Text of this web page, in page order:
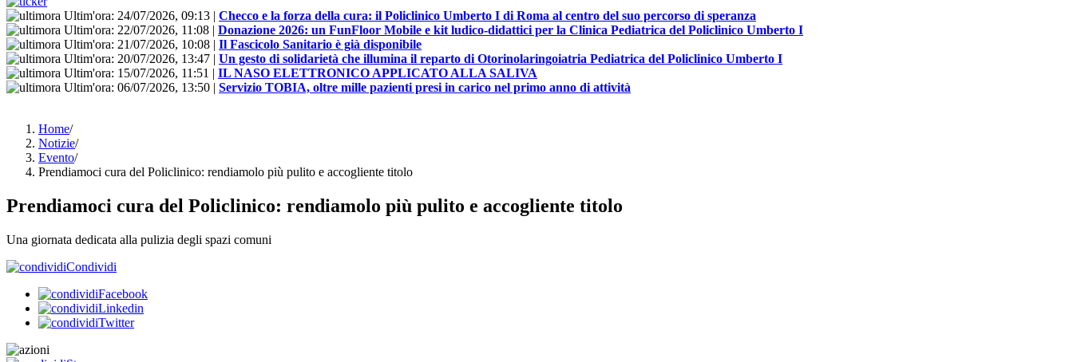
Ultim'ora: 24/07/2026, 09:13 | Checco e la forza della cura: il Policlinico Umberto I di Roma al centro del suo percorso di speranza
Ultim'ora: 22/07/2026, 11:08 | Donazione 2026: un FunFloor Mobile e kit ludico-didattici per la Clinica Pediatrica del Policlinico Umberto I
Ultim'ora: 21/07/2026, 10:08 | Il Fascicolo Sanitario è già disponibile
Ultim'ora: 20/07/2026, 13:47 | Un gesto di solidarietà che illumina il reparto di Otorinolaringoiatria Pediatrica del Policlinico Umberto I
Ultim'ora: 15/07/2026, 11:51 | IL NASO ELETTRONICO APPLICATO ALLA SALIVA
Ultim'ora: 06/07/2026, 13:50 | Servizio TOBIA, oltre mille pazienti presi in carico nel primo anno di attività
Home/
Notizie/
Evento/
Prendiamoci cura del Policlinico: rendiamolo più pulito e accogliente titolo
Prendiamoci cura del Policlinico: rendiamolo più pulito e accogliente titolo
Una giornata dedicata alla pulizia degli spazi comuni
Condividi
Facebook
Linkedin
Twitter